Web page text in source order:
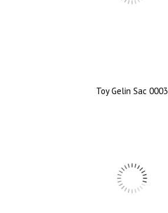
Toy Gelin Sac 0003